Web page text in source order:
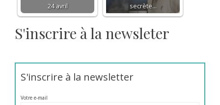
24 avril
secrète…
S'inscrire à la newsleter
S'inscrire à la newsletter
Votre e-mail